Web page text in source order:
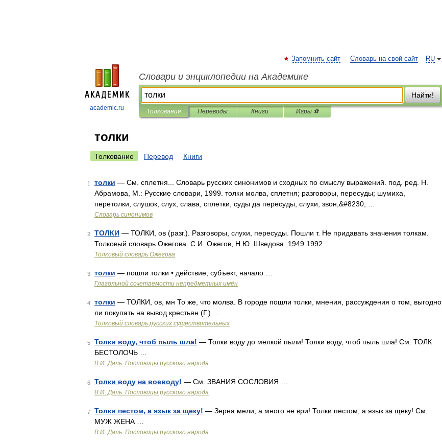
academic.ru
RU
Запомнить сайт Словарь на свой сайт
Словари и энциклопедии на Академике
Найти!
Толкования Переводы Книги Игры ⚽
толки
Толкование Перевод Книги
1 толки — См. сплетня... Словарь русских синонимов и сходных по смыслу выражений. под. ред. Н.
Абрамова, М.: Русские словари, 1999. толки молва, сплетня; разговоры, пересуды; шумиха,
перетолки, слушок, слух, слава, сплетки, суды да пересуды, слухи, звон,&#8230; …
Словарь синонимов
2 ТОЛКИ — ТОЛКИ, ов (разг.). Разговоры, слухи, пересуды. Пошли т. Не придавать значения толкам.
Толковый словарь Ожегова. С.И. Ожегов, Н.Ю. Шведова. 1949 1992 …
Толковый словарь Ожегова
3 толки — пошли толки • действие, субъект, начало …
Глагольной сочетаемости непредметных имён
4 толки — ТОЛКИ, ов, мн То же, что молва. В городе пошли толки, мнения, рассуждения о том, выгодно
ли покупать на вывод крестьян (Г.) …
Толковый словарь русских существительных
5 Толки воду, чтоб пыль шла! — Толки воду до мелкой пыли! Толки воду, чтоб пыль шла! См. ТОЛК
БЕСТОЛОЧЬ …
В.И. Даль. Пословицы русского народа
6 Толки воду на воеводу! — См. ЗВАНИЯ СОСЛОВИЯ …
В.И. Даль. Пословицы русского народа
7 Толки пестом, а язык за щеку! — Зерна мели, а много не ври! Толки пестом, а язык за щеку! См.
МУЖ ЖЕНА …
В.И. Даль. Пословицы русского народа